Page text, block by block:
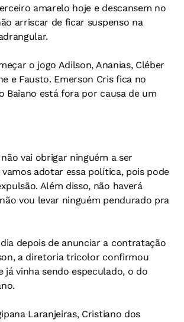
amarelo hoje e descansem no
arriscar de ficar suspenso na
o jogo Adilson, Ananias, Cléber
e Fausto. Emerson Cris fica no
Baiano está fora por causa de um
vai obrigar ninguém a ser
vamos adotar essa política, pois pode
Além disso, não haverá
vou levar ninguém pendurado pra
depois de anunciar a contratação
a diretoria tricolor confirmou
já vinha sendo especulado, o do
Laranjeiras, Cristiano dos